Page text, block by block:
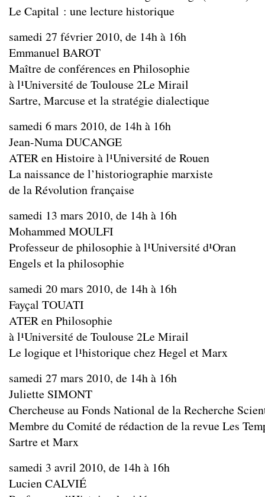
Le Capital : une lecture historique
samedi 27 février 2010, de 14h à 16h
Emmanuel BAROT
Maître de conférences en Philosophie
à l¹Université de Toulouse 2­Le Mirail
Sartre, Marcuse et la stratégie dialectique
samedi 6 mars 2010, de 14h à 16h
Jean-Numa DUCANGE
ATER en Histoire à l¹Université de Rouen
La naissance de l’historiographie marxiste
de la Révolution française
samedi 13 mars 2010, de 14h à 16h
Mohammed MOULFI
Professeur de philosophie à l¹Université d¹Oran
Engels et la philosophie
samedi 20 mars 2010, de 14h à 16h
Fayçal TOUATI
ATER en Philosophie
à l¹Université de Toulouse 2­Le Mirail
Le logique et l¹historique chez Hegel et Marx
samedi 27 mars 2010, de 14h à 16h
Juliette SIMONT
Chercheuse au Fonds National de la Recherche
Membre du Comité de rédaction de la revue Les
Sartre et Marx
samedi 3 avril 2010, de 14h à 16h
Lucien CALVIÉ